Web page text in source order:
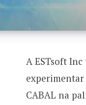
A ESTsoft
experimentar
CABAL na